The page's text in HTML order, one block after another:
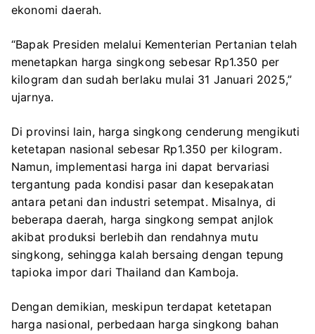
ekonomi daerah.
“Bapak Presiden melalui Kementerian Pertanian telah
menetapkan harga singkong sebesar Rp1.350 per
kilogram dan sudah berlaku mulai 31 Januari 2025,”
ujarnya.
Di provinsi lain, harga singkong cenderung mengikuti
ketetapan nasional sebesar Rp1.350 per kilogram.
Namun, implementasi harga ini dapat bervariasi
tergantung pada kondisi pasar dan kesepakatan
antara petani dan industri setempat. Misalnya, di
beberapa daerah, harga singkong sempat anjlok
akibat produksi berlebih dan rendahnya mutu
singkong, sehingga kalah bersaing dengan tepung
tapioka impor dari Thailand dan Kamboja.
Dengan demikian, meskipun terdapat ketetapan
harga nasional, perbedaan harga singkong bahan